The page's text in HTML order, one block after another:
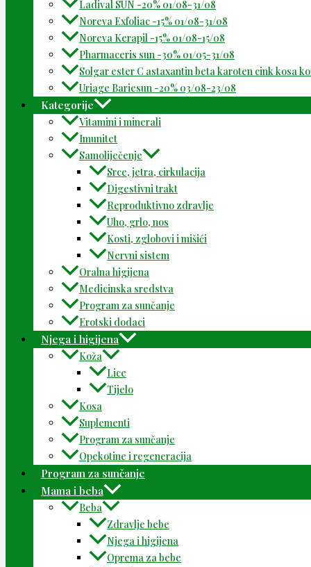
Ladival SUN -20% 01/08-31/08
Noreva Exfoliac -15% 01/08-31/08
Noreva Kerapil -15% 01/08-15/08
Pharmaceris sun -30% 01/05-31/08
Solgar ester C astaxantin beta karoten cink kosa
Uriage Bariesun -20% 03/08-23/08
Kategorije
Vitamini i minerali
Imunitet
Samoliječenje
Srce, jetra, cirkulacija
Digestivni trakt
Reproduktivno zdravlje
Uho, grlo, nos
Kosti, zglobovi i mišići
Nervni sistem
Oralna higijena
Medicinska sredstva
Program za sunčanje
Erotski dodaci
Njega i higijena
Koža
Lice
Tijelo
Kosa
Suplementi
Program za sunčanje
Opekotine i regeneracija
Program za sunčanje
Mama i beba
Beba
Zdravlje bebe
Njega i higijena
Oprema za bebe